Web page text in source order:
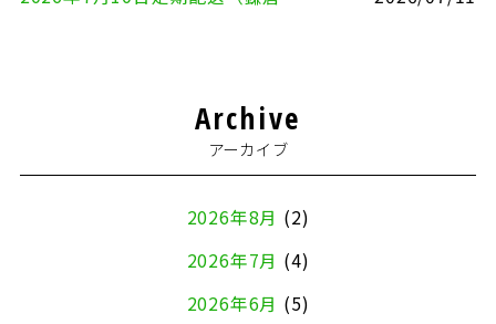
Archive
アーカイブ
2026年8月 (2)
2026年7月 (4)
2026年6月 (5)